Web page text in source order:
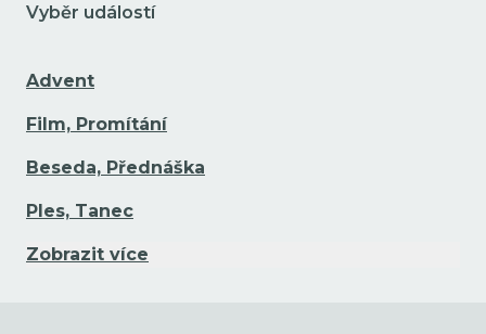
Vyběr událostí
Advent
Film, Promítání
Beseda, Přednáška
Ples, Tanec
Zobrazit více